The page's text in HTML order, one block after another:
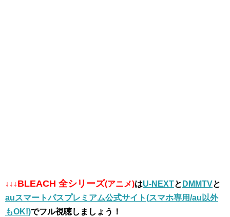
↓↓↓BLEACH 全シリーズ(アニメ)はU-NEXTと DMMTVと
auスマートパスプレミアム公式サイト(スマホ専用/au以外
もOK!)でフル視聴しましょう！